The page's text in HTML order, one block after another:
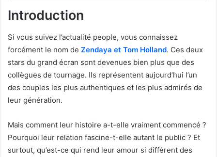
Introduction
Si vous suivez l’actualité people, vous connaissez
forcément le nom de Zendaya et Tom Holland. Ces deux
stars du grand écran sont devenues bien plus que des
collègues de tournage. Ils représentent aujourd’hui l’un
des couples les plus authentiques et les plus admirés de
leur génération.
Mais comment leur histoire a-t-elle vraiment commencé ?
Pourquoi leur relation fascine-t-elle autant le public ? Et
surtout, qu’est-ce qui rend leur amour si différent des